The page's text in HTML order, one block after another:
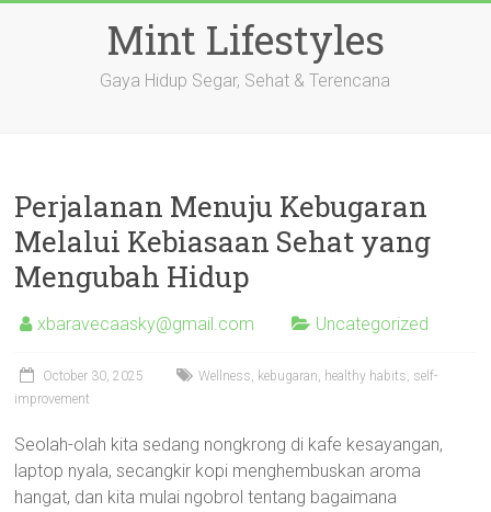
Mint Lifestyles
Gaya Hidup Segar, Sehat & Terencana
Perjalanan Menuju Kebugaran
Melalui Kebiasaan Sehat yang
Mengubah Hidup
xbaravecaasky@gmail.com Uncategorized
October 30, 2025
Wellness, kebugaran, healthy habits, self-
improvement
Seolah-olah kita sedang nongkrong di kafe kesayangan,
laptop nyala, secangkir kopi menghembuskan aroma
hangat, dan kita mulai ngobrol tentang bagaimana